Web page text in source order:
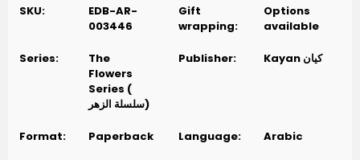
SKU:
EDB-AR-
003446
Gift
wrapping:
Options
available
Series:
The
Flowers
Series (
سلسلة الزهر)
Publisher: Kayan كيان
Format: Paperback Language: Arabic